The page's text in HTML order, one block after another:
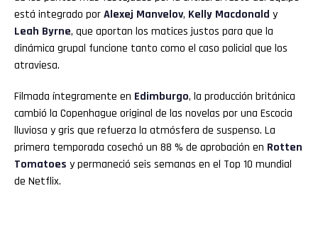
está integrado porAlexej Manvelov, Kelly Macdonald y
Leah Byrne, que aportan los matices justos para que la
dinámica grupal funcione tanto como el caso policial que los
atraviesa.
Filmada íntegramente en Edimburgo, la producción británica
cambió la Copenhague original de las novelas por una Escocia
lluviosa y gris que refuerza la atmósfera de suspenso. La
primera temporada cosechó un 88 % de aprobación en Rotten
Tomatoes y permaneció seis semanas en el Top 10 mundial
de Netflix.